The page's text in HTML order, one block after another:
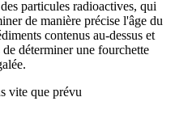
particules radioactives, qui
de manière précise l'âge du
contenus au-dessus et
déterminer une fourchette
vite que prévu